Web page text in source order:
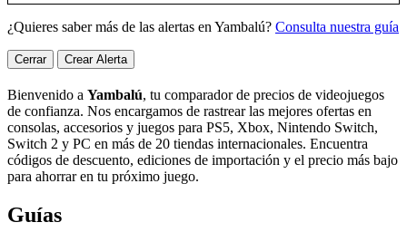
¿Quieres saber más de las alertas en Yambalú? Consulta nuestra guía
Cerrar Crear Alerta
Bienvenido a Yambalú, tu comparador de precios de videojuegos
de confianza. Nos encargamos de rastrear las mejores ofertas en
consolas, accesorios y juegos para PS5, Xbox, Nintendo Switch,
Switch 2 y PC en más de 20 tiendas internacionales. Encuentra
códigos de descuento, ediciones de importación y el precio más bajo
para ahorrar en tu próximo juego.
Guías